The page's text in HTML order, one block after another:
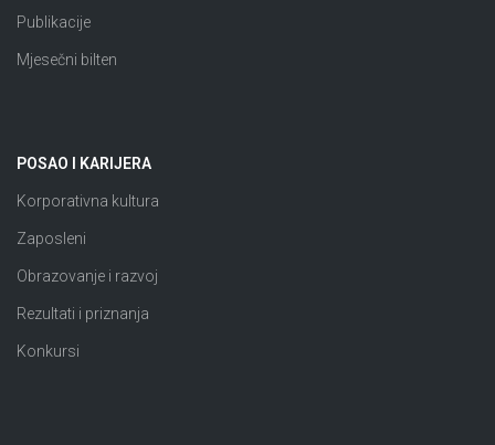
Publikacije
Mjesečni bilten
POSAO I KARIJERA
Korporativna kultura
Zaposleni
Obrazovanje i razvoj
Rezultati i priznanja
Konkursi